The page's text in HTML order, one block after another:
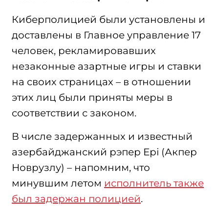
Киберполицией были установлены и
доставлены в Главное управление 17
человек, рекламировавших
незаконные азартные игры и ставки
на своих страницах – в отношении
этих лиц были приняты меры в
соответствии с законом.
В числе задержанных и известный
азербайджанский рэпер Epi (Акпер
Новрузлу) – напомним, что
минувшим летом исполнитель также
был задержан полицией.